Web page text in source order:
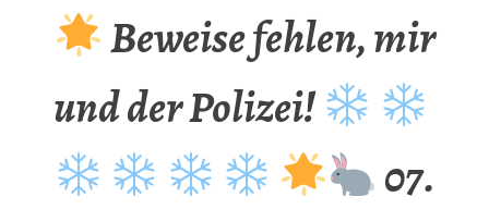
Beweise fehlen, mir
und der Polizei!
07.